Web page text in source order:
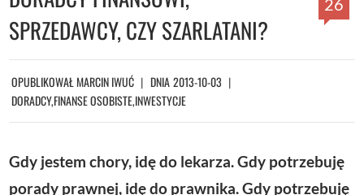
SPRZEDAWCY, CZY SZARLATANI?
26
OPUBLIKOWAŁ MARCIN IWUĆ DNIA2013-10-03
DORADCY,FINANSE OSOBISTE,INWESTYCJE
Gdy jestem chory, idę do lekarza. Gdy potrzebuję
porady prawnej, idę do prawnika. Gdy potrzebuję